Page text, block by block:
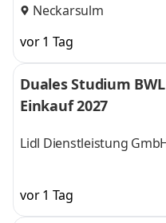
Neckarsulm
vor 1 Tag
Duales Studium
Einkauf 2027
Lidl Dienstleistung
vor 1 Tag